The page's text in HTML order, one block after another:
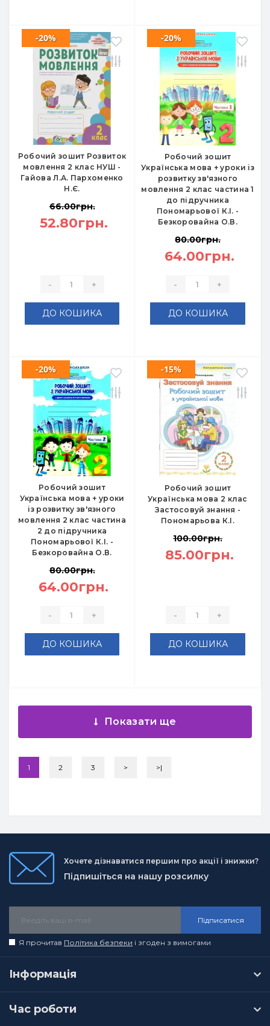
Робочий зошит Розвиток
мовлення 2 клас НУШ -
Гайова Л.А. Пархоменко
Н.Є.
-20%
66.00грн.
52.80грн.
- +
ДО КОШИКА
Робочий зошит
Українська мова + уроки із
розвитку зв'язного
мовлення 2 клас частина 1
до підручника
Пономарьової К.І. -
Безкоровайна О.В.
-20%
80.00грн.
64.00грн.
- +
ДО КОШИКА
Робочий зошит
Українська мова + уроки
із розвитку зв'язного
мовлення 2 клас частина
2 до підручника
Пономарьової К.І. -
Безкоровайна О.В.
-20%
80.00грн.
64.00грн.
- +
ДО КОШИКА
Робочий зошит
Українська мова 2 клас
Застосовуй знання -
Пономарьова К.І.
-15%
100.00грн.
85.00грн.
- +
ДО КОШИКА
Показати ще
1 2 3 > >|
Хочете дізнаватися першим про акції і знижки?
Підпишіться на нашу розсилку
Підписатися
Я прочитав Політика безпеки і згоден з вимогами
Інформація
Час роботи